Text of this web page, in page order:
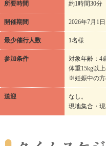
所要時間 約1時間30分
開催期間 2026年7月1
最少催行人数 1名様
参加条件
対象年齢：4
体重15kg以
※妊娠中の方
送迎
なし。
現地集合・